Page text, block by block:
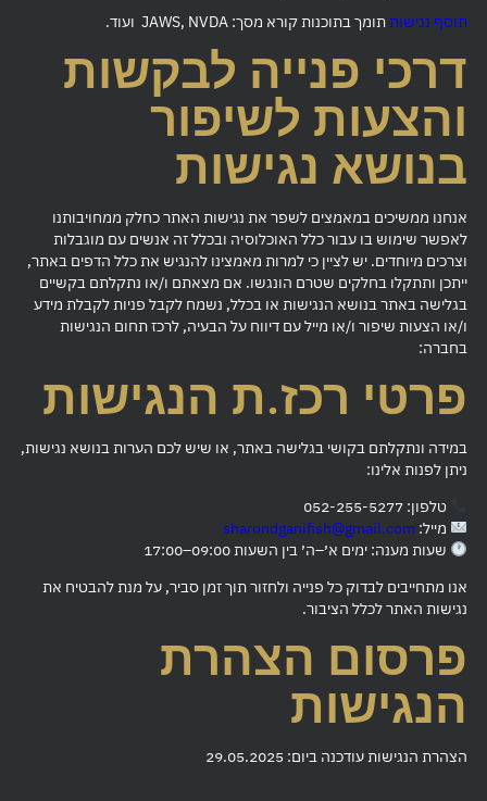
תוסף נגישותתומך בתוכנות קורא מסך: JAWS, NVDA ועוד.
דרכי פנייה לבקשות
והצעות לשיפור
בנושא נגישות
אנחנו ממשיכים במאמצים לשפר את נגישות האתר כחלק ממחויבותנו
לאפשר שימוש בו עבור כלל האוכלוסיה ובכלל זה אנשים עם מוגבלות
וצרכים מיוחדים. יש לציין כי למרות מאמצינו להנגיש את כלל הדפים באתר,
ייתכן ותתקלו בחלקים שטרם הונגשו. אם מצאתם ו/או נתקלתם בקשיים
בגלישה באתר בנושא הנגישות או בכלל, נשמח לקבל פניות לקבלת מידע
ו/או הצעות שיפור ו/או מייל עם דיווח על הבעיה, לרכז תחום הנגישות
בחברה:
פרטי רכז.ת הנגישות
במידה ונתקלתם בקושי בגלישה באתר, או שיש לכם הערות בנושא נגישות,
ניתן לפנות אלינו:
טלפון: 052-255-5277
מייל: sharondganifish@gmail.com
שעות מענה: ימים א׳–ה׳ בין השעות 09:00–17:00
אנו מתחייבים לבדוק כל פנייה ולחזור תוך זמן סביר, על מנת להבטיח את
נגישות האתר לכלל הציבור.
פרסום הצהרת
הנגישות
הצהרת הנגישות עודכנה ביום: 29.05.2025